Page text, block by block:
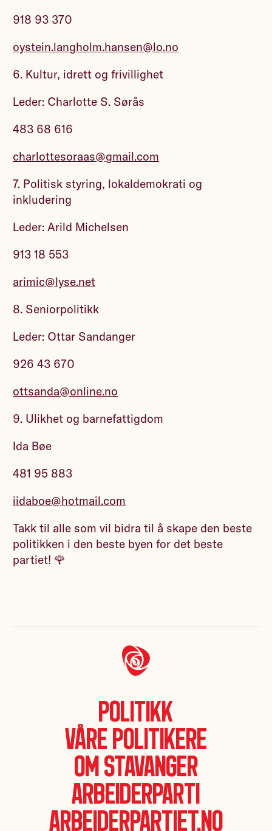
918 93 370
oystein.langholm.hansen@lo.no
6. Kultur, idrett og frivillighet
Leder: Charlotte S. Sørås
483 68 616
charlottesoraas@gmail.com
7. Politisk styring, lokaldemokrati og
inkludering
Leder: Arild Michelsen
913 18 553
arimic@lyse.net
8. Seniorpolitikk
Leder: Ottar Sandanger
926 43 670
ottsanda@online.no
9. Ulikhet og barnefattigdom
Ida Bøe
481 95 883
iidaboe@hotmail.com
Takk til alle som vil bidra til å skape den beste
politikken i den beste byen for det beste
partiet! 🌹
Politikk
Våre politikere
Om Stavanger
Arbeiderparti
Arbeiderpartiet.no